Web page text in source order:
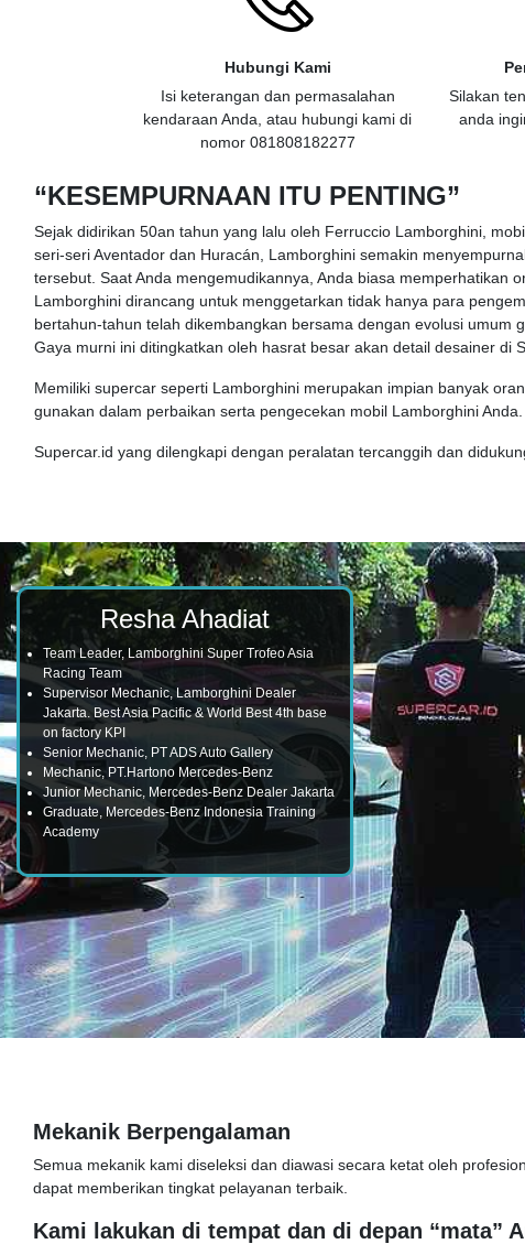
Hubungi Kami
Isi keterangan dan permasalahan
kendaraan Anda, atau hubungi kami di
nomor 081808182277
Silakan
anda
“KESEMPURNAAN ITU PENTING”
Sejak didirikan 50an tahun yang lalu oleh Ferruccio Lamborghini,
seri-seri Aventador dan Huracán, Lamborghini semakin
tersebut. Saat Anda mengemudikannya, Anda biasa memperhatikan
Lamborghini dirancang untuk menggetarkan tidak hanya para
bertahun-tahun telah dikembangkan bersama dengan evolusi
Gaya murni ini ditingkatkan oleh hasrat besar akan detail desainer di
Memiliki supercar seperti Lamborghini merupakan impian banyak
gunakan dalam perbaikan serta pengecekan mobil Lamborghini Anda.
Supercar.id yang dilengkapi dengan peralatan tercanggih dan
Resha Ahadiat
Team Leader, Lamborghini Super Trofeo Asia
Racing Team
Supervisor Mechanic, Lamborghini Dealer
Jakarta. Best Asia Pacific & World Best 4th base
on factory KPI
Senior Mechanic, PT ADS Auto Gallery
Mechanic, PT.Hartono Mercedes-Benz
Junior Mechanic, Mercedes-Benz Dealer Jakarta
Graduate, Mercedes-Benz Indonesia Training
Academy
Mekanik Berpengalaman
Semua mekanik kami diseleksi dan diawasi secara ketat oleh
dapat memberikan tingkat pelayanan terbaik.
Kami lakukan di tempat dan di depan “mata”